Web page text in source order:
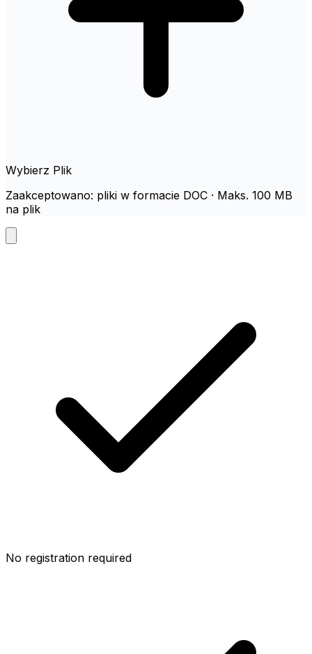
Wybierz Plik
Zaakceptowano: pliki w formacie DOC · Maks. 100 MB
na plik
No registration required